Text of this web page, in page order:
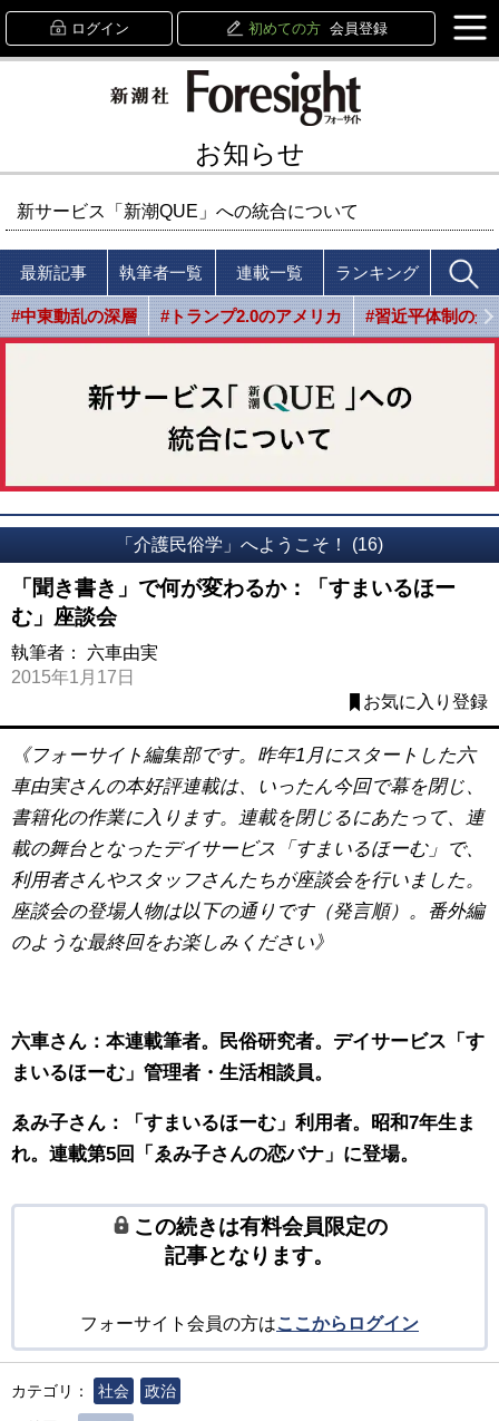
ログイン 初めての方 会員登録
お知らせ
新サービス「新潮QUE」への統合について
最新記事 執筆者一覧 連載一覧 ランキング
#中東動乱の深層 #トランプ2.0のアメリカ #習近平体制の光
「介護民俗学」へようこそ！ (16)
「聞き書き」で何が変わるか：「すまいるほー
む」座談会
執筆者： 六車由実
2015年1月17日
お気に入り登録
《フォーサイト編集部です。昨年1月にスタートした六
車由実さんの本好評連載は、いったん今回で幕を閉じ、
書籍化の作業に入ります。連載を閉じるにあたって、連
載の舞台となったデイサービス「すまいるほーむ」で、
利用者さんやスタッフさんたちが座談会を行いました。
座談会の登場人物は以下の通りです（発言順）。番外編
のような最終回をお楽しみください》
六車さん：本連載筆者。民俗研究者。デイサービス「す
まいるほーむ」管理者・生活相談員。
ゑみ子さん：「すまいるほーむ」利用者。昭和7年生ま
れ。連載第5回「ゑみ子さんの恋バナ」に登場。
この続きは有料会員限定の
記事となります。
フォーサイト会員の方はここからログイン
カテゴリ： 社会
政治